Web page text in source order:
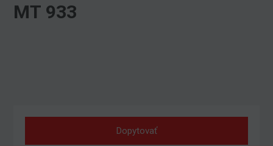
MT 933
Dopytovať